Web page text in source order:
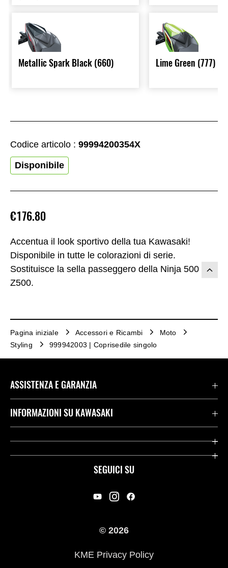
Accentua il look sportivo della tua Kawasaki!
Disponibile in tutte le colorazioni di serie.
Sostituisce la sella passeggero della Ninja 500 e
Z500.
€176.80
Codice articolo : 99994200354X
Disponibile
Metallic Spark Black (660) Lime Green (777)
Pagina iniziale Accessori e Ricambi
Moto
Styling
999942003 | Coprisedile singolo
SEGUICI SU
ASSISTENZA E GARANZIA
Assistenza Stradale Kawasaki
Kawasaki Care
INFORMAZIONI SU KAWASAKI
Società
© 2026
KME Privacy Policy